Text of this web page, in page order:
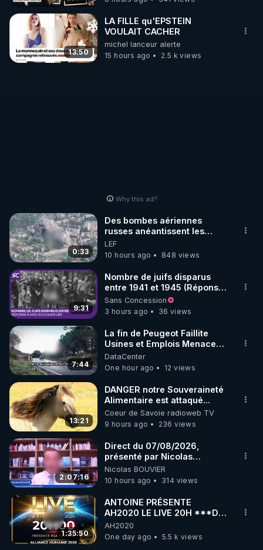
13:50
LA FILLE qu'EPSTEIN
VOULAIT CACHER
michel lanceur alerte
15 hours ago
2.5 k views
Why this ad?
0:33
Des bombes aériennes
russes anéantissent les
centres de contrôle de
drones de 3 brigades
ukrainienne
LEF
10 hours ago
848 views
9:31
Nombre de juifs disparus
entre 1941 et 1945 (Réponse
à mes accusateurs)
Sans Concession
3 hours ago
36 views
7:44
La fin de Peugeot Faillite
Usines et Emplois Menacees
- L'heure de l'auto
DataCenter
One hour ago
12 views
13:21
DANGER notre Souveraineté
Alimentaire est attaqué...
Coeur de Savoie radioweb TV
9 hours ago
236 views
2:07:16
Direct du 07/08/2026,
présenté par Nicolas
BOUVIER
Nicolas BOUVIER
10 hours ago
314 views
1:35:50
ANTOINE PRÉSENTE
AH2020 LE LIVE 20H ***DU
06/08/2026***
AH2020
One day ago
5.5 k views